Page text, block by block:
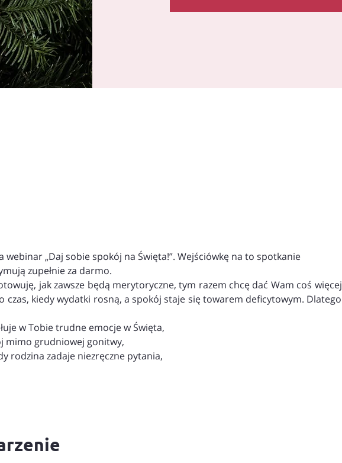
webinar „Daj sobie spokój na Święta!”. Wejściówkę na to spotkanie
zupełnie za darmo.
jak zawsze będą merytoryczne, tym razem chcę dać Wam coś więcej
czas, kiedy wydatki rosną, a spokój staje się towarem deficytowym. Dlatego
w Tobie trudne emocje w Święta,
mimo grudniowej gonitwy,
rodzina zadaje niezręczne pytania,